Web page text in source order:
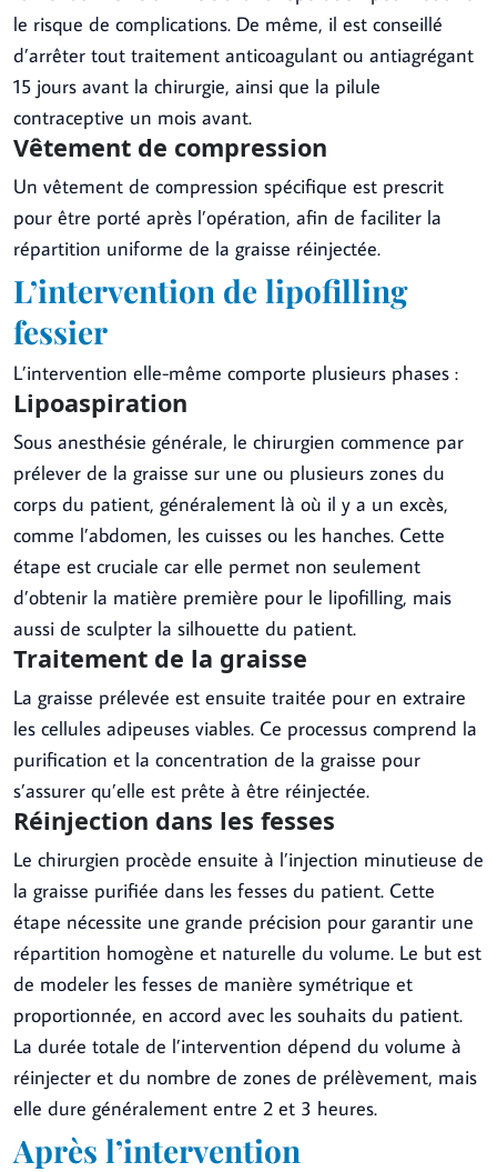
le risque de complications. De même, il est conseillé
d’arrêter tout traitement anticoagulant ou antiagrégant
15 jours avant la chirurgie, ainsi que la pilule
contraceptive un mois avant.
Vêtement de compression
Un vêtement de compression spécifique est prescrit
pour être porté après l’opération, afin de faciliter la
répartition uniforme de la graisse réinjectée.
L’intervention de lipofilling
fessier
L’intervention elle-même comporte plusieurs phases :
Lipoaspiration
Sous anesthésie générale, le chirurgien commence par
prélever de la graisse sur une ou plusieurs zones du
corps du patient, généralement là où il y a un excès,
comme l’abdomen, les cuisses ou les hanches. Cette
étape est cruciale car elle permet non seulement
d’obtenir la matière première pour le lipofilling, mais
aussi de sculpter la silhouette du patient.
Traitement de la graisse
La graisse prélevée est ensuite traitée pour en extraire
les cellules adipeuses viables. Ce processus comprend la
purification et la concentration de la graisse pour
s’assurer qu’elle est prête à être réinjectée.
Réinjection dans les fesses
Le chirurgien procède ensuite à l’injection minutieuse de
la graisse purifiée dans les fesses du patient. Cette
étape nécessite une grande précision pour garantir une
répartition homogène et naturelle du volume. Le but est
de modeler les fesses de manière symétrique et
proportionnée, en accord avec les souhaits du patient.
La durée totale de l’intervention dépend du volume à
réinjecter et du nombre de zones de prélèvement, mais
elle dure généralement entre 2 et 3 heures.
Après l’intervention